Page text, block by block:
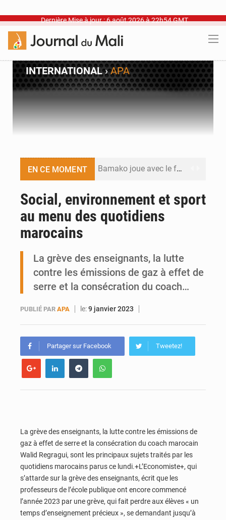
Dernière Mise à jour : 6 août 2026 à 22h54 GMT
INTERNATIONAL›APA
EN CE MOMENT Bamako joue avec le feu
AfroBasket U18 : Le Mali défend sa double couronne à Abidjan
Social, environnement et sport
au menu des quotidiens
marocains
La grève des enseignants, la lutte
contre les émissions de gaz à effet de
serre et la consécration du coach…
PUBLIÉ PAR APA le:9 janvier 2023
Partager sur Facebook Tweetez!
La grève des enseignants, la lutte contre les émissions de
gaz à effet de serre et la consécration du coach marocain
Walid Regragui, sont les principaux sujets traités par les
quotidiens marocains parus ce lundi.+L’Economiste+, qui
s’attarde sur la grève des enseignants, écrit que les
professeurs de l’école publique ont encore commencé
l’année 2023 par une grève, qui fait perdre aux élèves « un
temps d’enseignement précieux », se demandant jusqu’à